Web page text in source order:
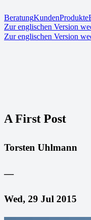
BeratungKundenProdukte
Zur englischen Version
Zur englischen Version
A First Post
Torsten Uhlmann
—
Wed, 29 Jul 2015